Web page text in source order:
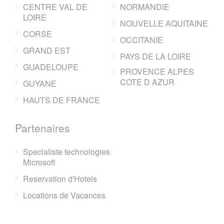
CENTRE VAL DE
LOIRE
CORSE
GRAND EST
GUADELOUPE
GUYANE
HAUTS DE FRANCE
NORMANDIE
NOUVELLE AQUITAINE
OCCITANIE
PAYS DE LA LOIRE
PROVENCE ALPES
COTE D AZUR
Partenaires
Specialiste technologies
Microsoft
Reservation d'Hotels
Locations de Vacances